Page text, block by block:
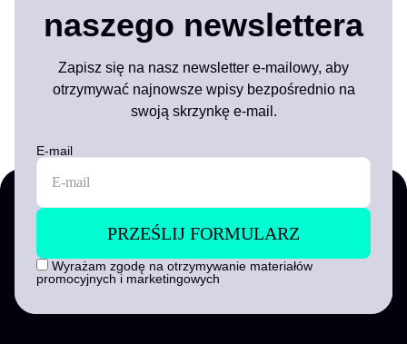
naszego newslettera
Zapisz się na nasz newsletter e-mailowy, aby
otrzymywać najnowsze wpisy bezpośrednio na
swoją skrzynkę e-mail.
E-mail
Wyrażam zgodę na otrzymywanie materiałów
promocyjnych i marketingowych